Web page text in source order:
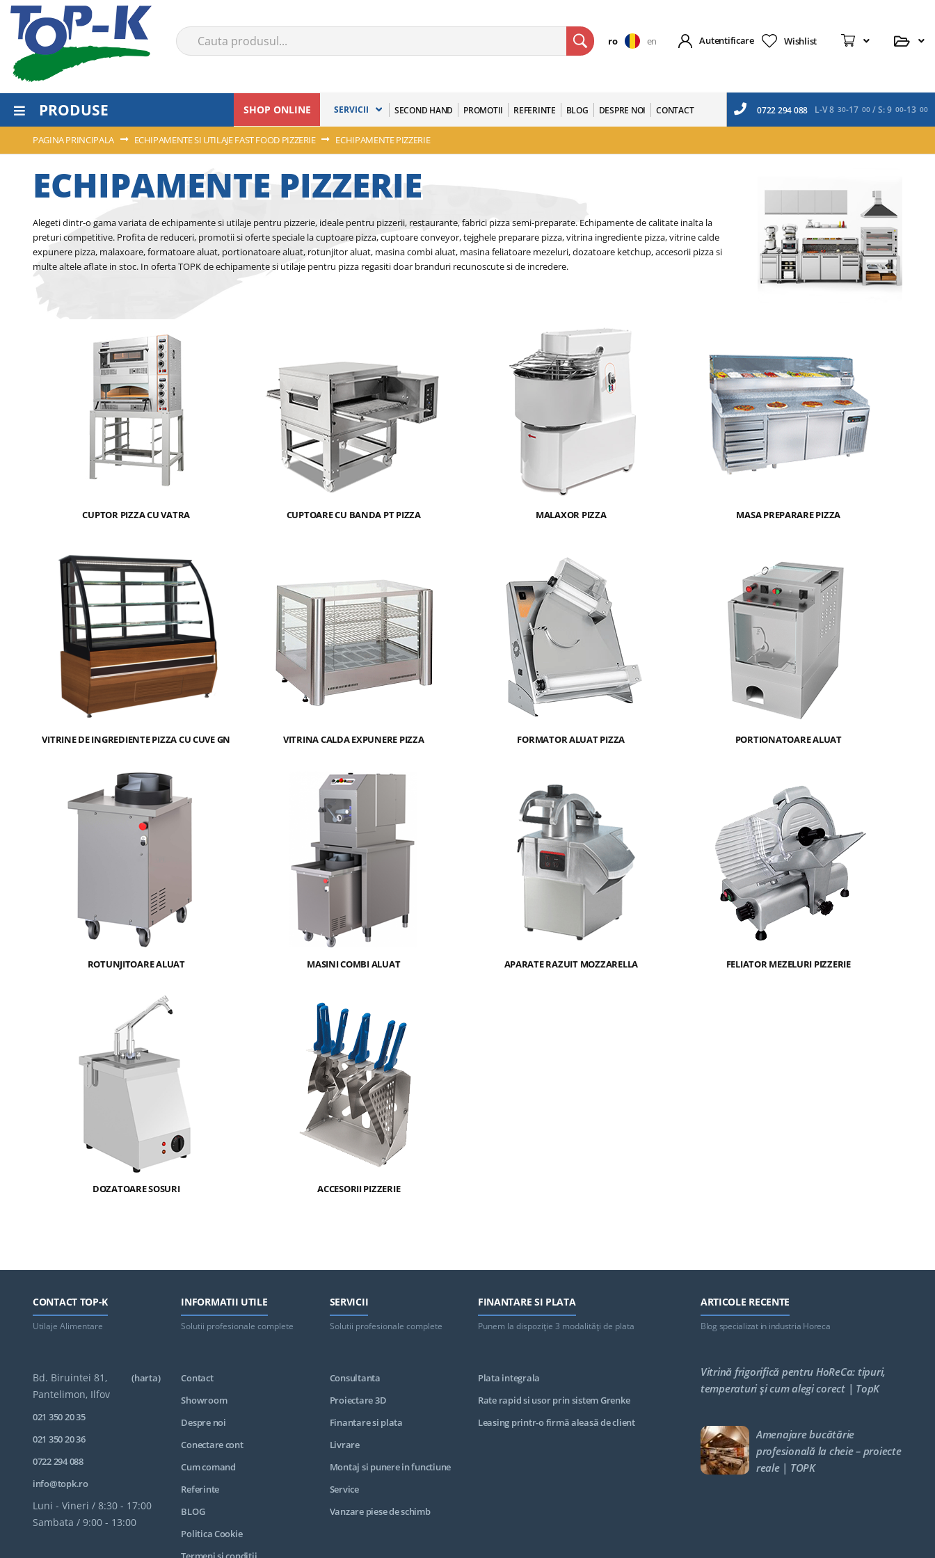
ro en Autentificare Wishlist
PRODUSE SHOP ONLINE SERVICII SECOND HAND PROMOTII REFERINTE BLOG DESPRE NOI CONTACT 0722 294 088 L-V 8 30-17 00 / S: 9 00-13 00
PAGINA PRINCIPALA ECHIPAMENTE SI UTILAJE FAST FOOD PIZZERIE ECHIPAMENTE PIZZERIE
ECHIPAMENTE PIZZERIE
Alegeti dintr-o gama variata de echipamente si utilaje pentru pizzerie, ideale pentru pizzerii, restaurante, fabrici pizza semi-preparate. Echipamente de calitate inalta la
preturi competitive. Profita de reduceri, promotii si oferte speciale la cuptoare pizza, cuptoare conveyor, tejghele preparare pizza, vitrina ingrediente pizza, vitrine calde
expunere pizza, malaxoare, formatoare aluat, portionatoare aluat, rotunjitor aluat, masina combi aluat, masina feliatoare mezeluri, dozatoare ketchup, accesorii pizza si
multe altele aflate in stoc. In oferta TOPK de echipamente si utilaje pentru pizza regasiti doar branduri recunoscute si de incredere.
CUPTOR PIZZA CU VATRA CUPTOARE CU BANDA PT PIZZA MALAXOR PIZZA MASA PREPARARE PIZZA
VITRINE DE INGREDIENTE PIZZA CU CUVE GN VITRINA CALDA EXPUNERE PIZZA FORMATOR ALUAT PIZZA PORTIONATOARE ALUAT
ROTUNJITOARE ALUAT MASINI COMBI ALUAT APARATE RAZUIT MOZZARELLA FELIATOR MEZELURI PIZZERIE
DOZATOARE SOSURI ACCESORII PIZZERIE
CONTACT TOP-K
Utilaje Alimentare
Bd. Biruintei 81,
Pantelimon, Ilfov
(harta)
021 350 20 35
021 350 20 36
0722 294 088
info@topk.ro
Luni - Vineri / 8:30 - 17:00
Sambata / 9:00 - 13:00
INFORMATII UTILE
Solutii profesionale complete
Contact
Showroom
Despre noi
Conectare cont
Cum comand
Referinte
BLOG
Politica Cookie
SERVICII
Solutii profesionale complete
Consultanta
Proiectare 3D
Finantare si plata
Livrare
Montaj si punere in functiune
Service
Vanzare piese de schimb
FINANTARE SI PLATA
Punem la dispoziţie 3 modalităţi de plata
Plata integrala
Rate rapid si usor prin sistem Grenke
Leasing printr-o firmă aleasă de client
ARTICOLE RECENTE
Blog specializat in industria Horeca
Vitrină frigorifică pentru HoReCa: tipuri,
temperaturi și cum alegi corect | TopK
Amenajare bucătărie
profesională la cheie – proiecte
reale | TOPK